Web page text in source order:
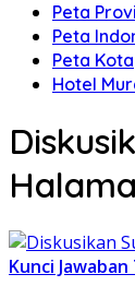
Peta
Peta
Peta Kota
Hotel
Kunci